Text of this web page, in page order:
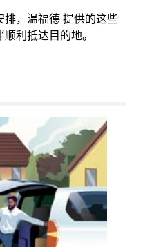
，温福德 提供的这些
利抵达目的地。